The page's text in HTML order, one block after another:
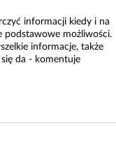
informacji kiedy i na
podstawowe możliwości.
informacje, także
się da - komentuje